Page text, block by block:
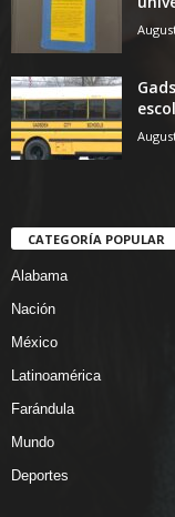
CATEGORÍA POPULAR
Alabama
Nación
México
Latinoamérica
Farándula
Mundo
Deportes